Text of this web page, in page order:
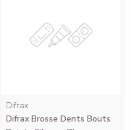
Difrax
Difrax Brosse Dents Bouts